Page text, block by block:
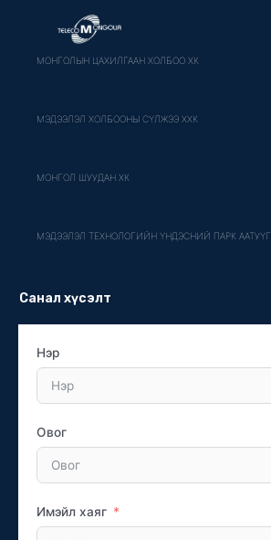
МОНГОЛЫН ЦАХИЛГААН ХОЛБОО ХК
МЭДЭЭЛЭЛ ХОЛБООНЫ СҮЛЖЭЭ ХХК
МОНГОЛ ШУУДАН ХК
МЭДЭЭЛЭЛ ТЕХНОЛОГИЙН ҮНДЭСНИЙ ПАРК ААТУҮГ
Санал хүсэлт
Нэр
Овог
Имэйл хаяг